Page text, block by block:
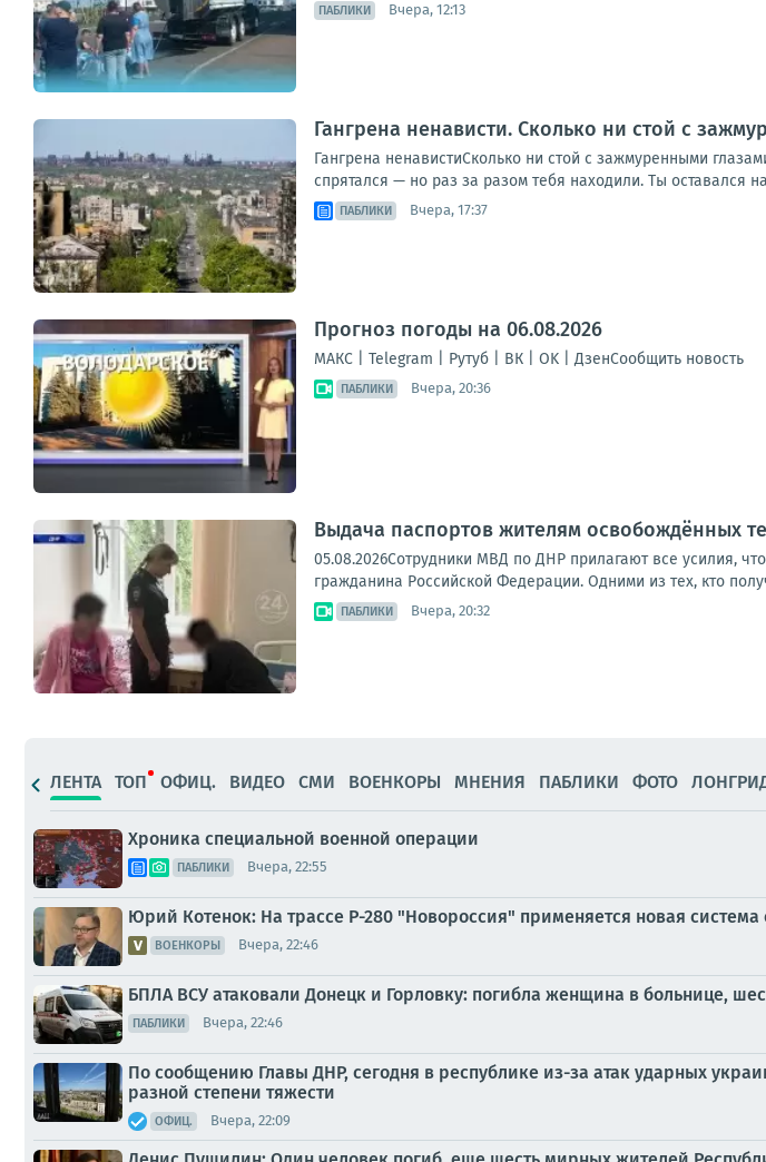
ПАБЛИКИ Вчера, 12:13
Гангрена ненависти. Сколько ни стой с
Гангрена ненавистиСколько ни стой с зажмуренными
спрятался — но раз за разом тебя находили. Ты оставался
ПАБЛИКИ Вчера, 17:37
Прогноз погоды на 06.08.2026
МАКС | Telegram | Рутуб | ВК | OK | ДзенСообщить новость
ПАБЛИКИ Вчера, 20:36
Выдача паспортов жителям освобождённых
05.08.2026Сотрудники МВД по ДНР прилагают все усилия,
гражданина Российской Федерации. Одними из тех, кто
ПАБЛИКИ Вчера, 20:32
ЛЕНТА ТОП ОФИЦ. ВИДЕО СМИ ВОЕНКОРЫ МНЕНИЯ ПАБЛИКИ ФОТО
Хроника специальной военной операции
ПАБЛИКИ Вчера, 22:55
Юрий Котенок: На трассе Р-280 "Новороссия" применяется новая
ВОЕНКОРЫ Вчера, 22:46
БПЛА ВСУ атаковали Донецк и Горловку: погибла женщина в больнице,
ПАБЛИКИ Вчера, 22:46
По сообщению Главы ДНР, сегодня в республике из-за атак ударных
разной степени тяжести
ОФИЦ. Вчера, 22:09